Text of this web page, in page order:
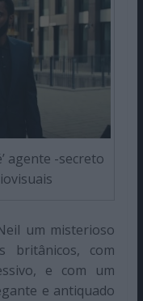
agente -secreto
um misterioso
britânicos, com
e com um
e antiquado